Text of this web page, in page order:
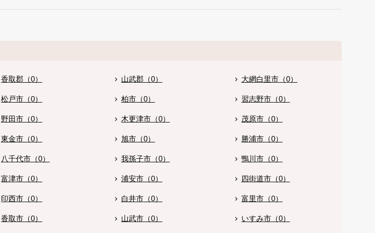
香取郡（0） 山武郡（0） 大網白里市（0）
松戸市（0） 柏市（0） 習志野市（0）
野田市（0） 木更津市（0） 茂原市（0）
東金市（0） 旭市（0） 勝浦市（0）
八千代市（0） 我孫子市（0） 鴨川市（0）
富津市（0） 浦安市（0） 四街道市（0）
印西市（0） 白井市（0） 富里市（0）
香取市（0） 山武市（0） いすみ市（0）